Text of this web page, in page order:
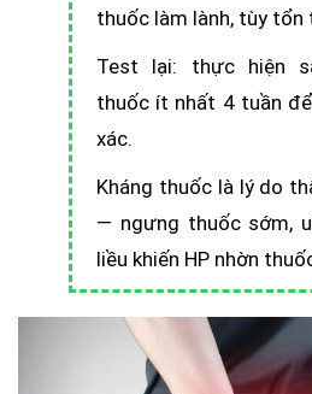
thuốc làm lành, tùy tổn
Test lại: thực hiện
thuốc ít nhất 4 tuần
xác.
Kháng thuốc là lý do
— ngưng thuốc sớm,
liều khiến HP nhờn